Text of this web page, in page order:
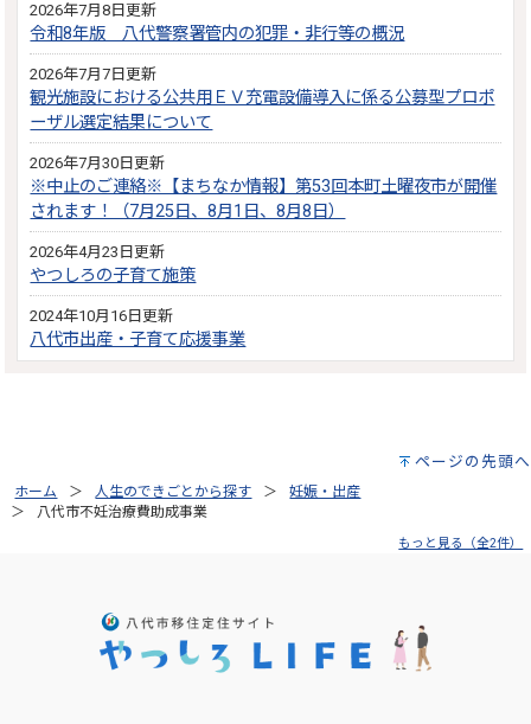
2026年7月8日更新
令和8年版 八代警察署管内の犯罪・非行等の概況
2026年7月7日更新
観光施設における公共用ＥＶ充電設備導入に係る公募型プロポ
ーザル選定結果について
2026年7月30日更新
※中止のご連絡※【まちなか情報】第53回本町土曜夜市が開催
されます！（7月25日、8月1日、8月8日）
2026年4月23日更新
やつしろの子育て施策
2024年10月16日更新
八代市出産・子育て応援事業
ページの先頭へ
ホーム 人生のできごとから探す
妊娠・出産
八代市不妊治療費助成事業
もっと見る（全2件）